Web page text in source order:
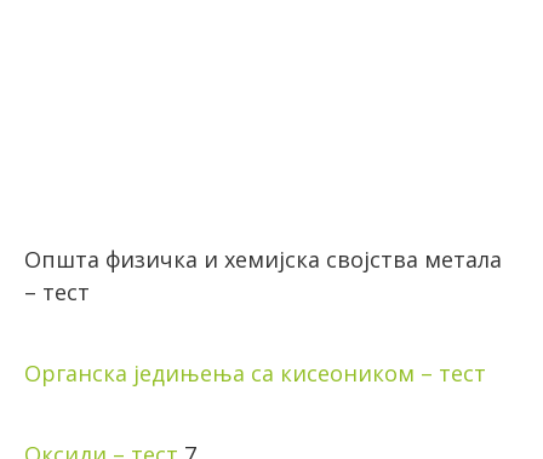
Општа физичка и хемијска својства метала
– тест
Органска једињења са кисеоником – тест